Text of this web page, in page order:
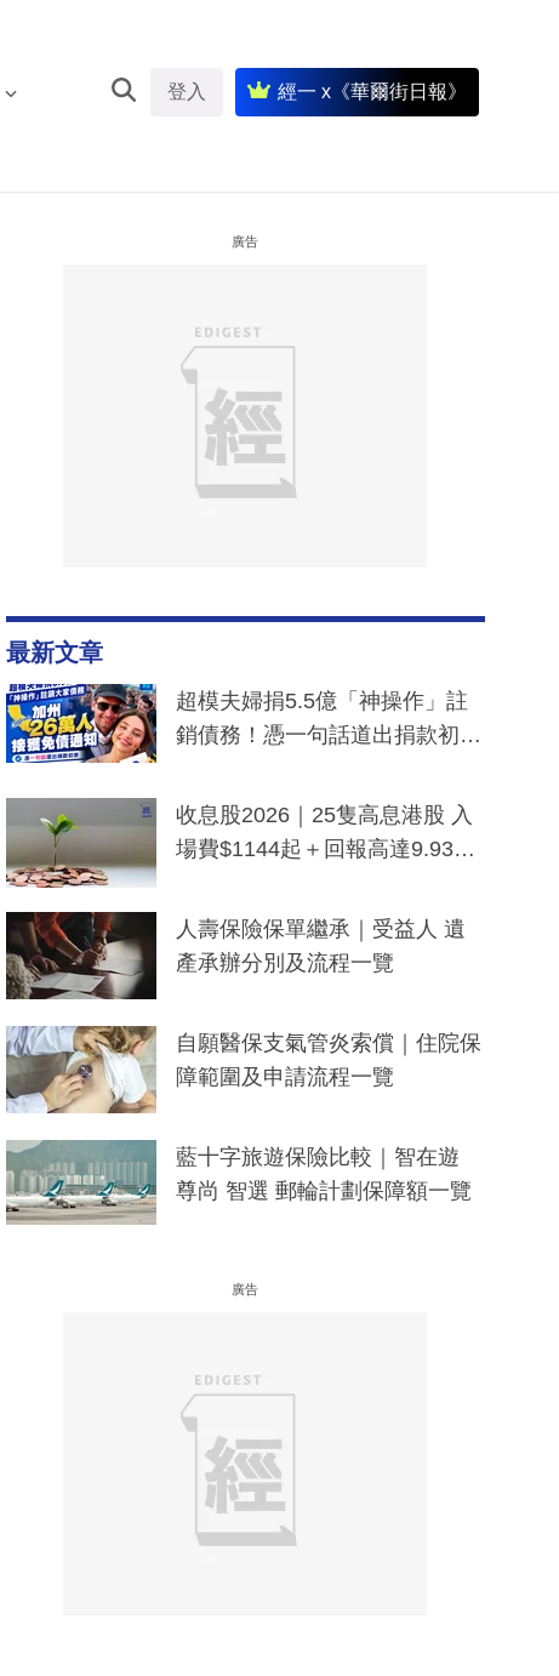
登入 經一 x《華爾街日報》
廣告
最新文章
超模夫婦捐5.5億「神操作」註
銷債務！憑一句話道出捐款初
一度被誤當詐騙手段
收息股2026｜25隻高息港股 入
場費$1144起＋回報高達9.93
人壽保險保單繼承｜受益人 遺
產承辦分別及流程一覽
自願醫保支氣管炎索償｜住院保
障範圍及申請流程一覽
藍十字旅遊保險比較｜智在遊
尊尚 智選 郵輪計劃保障額一覽
廣告